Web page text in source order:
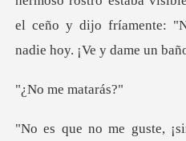
el ceño y dijo fríam
me ma